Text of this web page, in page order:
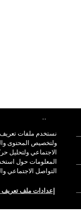
ماك فيفا غلام
التسوق أونلاين
للتواصل معنا
الأسئلة الشائعة
نستخدم ملفات تعريف
ولتخصيص المحتوى
الاجتماعي ولتحليل
المعلومات حول
التواصل الاجتماعي
إعدادات ملف تعريف